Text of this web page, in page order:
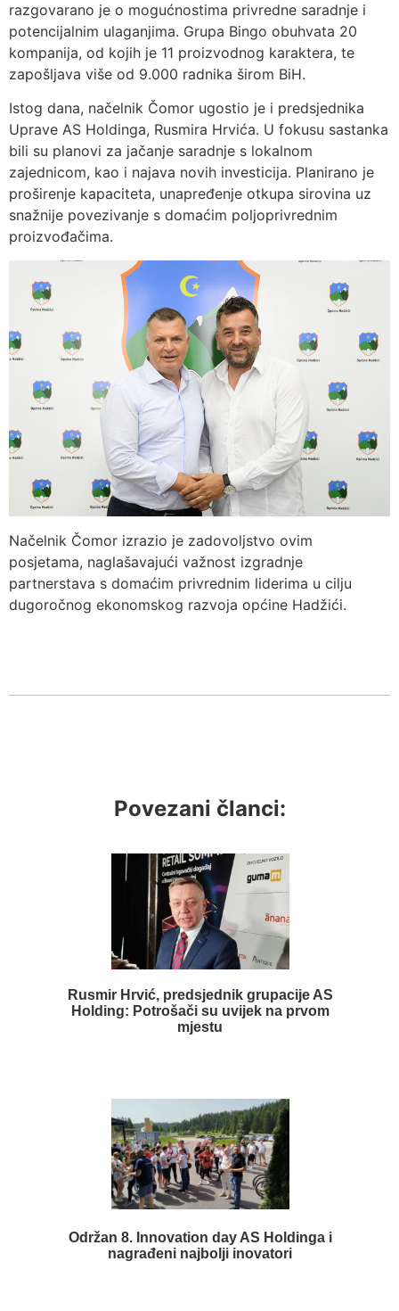
razgovarano je o mogućnostima privredne saradnje i
potencijalnim ulaganjima. Grupa Bingo obuhvata 20
kompanija, od kojih je 11 proizvodnog karaktera, te
zapošljava više od 9.000 radnika širom BiH.
Istog dana, načelnik Čomor ugostio je i predsjednika
Uprave AS Holdinga, Rusmira Hrvića. U fokusu sastanka
bili su planovi za jačanje saradnje s lokalnom
zajednicom, kao i najava novih investicija. Planirano je
proširenje kapaciteta, unapređenje otkupa sirovina uz
snažnije povezivanje s domaćim poljoprivrednim
proizvođačima.
Načelnik Čomor izrazio je zadovoljstvo ovim
posjetama, naglašavajući važnost izgradnje
partnerstava s domaćim privrednim liderima u cilju
dugoročnog ekonomskog razvoja općine Hadžići.
Povezani članci:
Rusmir Hrvić, predsjednik grupacije AS
Holding: Potrošači su uvijek na prvom
mjestu
Održan 8. Innovation day AS Holdinga i
nagrađeni najbolji inovatori